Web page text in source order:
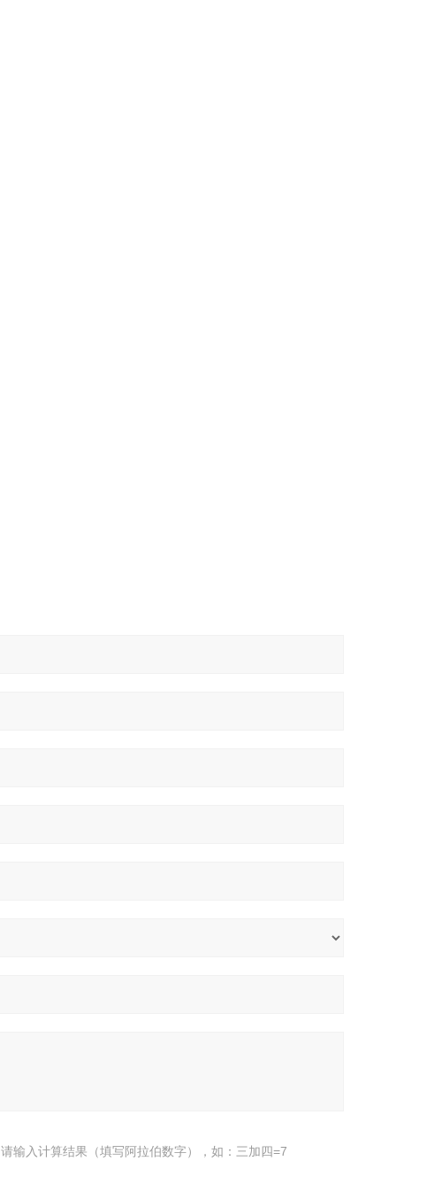
请输入计算结果（填写阿拉伯数字），如：三加四=7